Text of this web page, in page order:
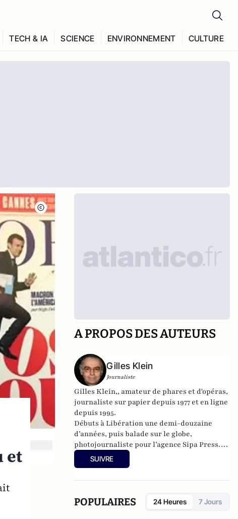
TECH & IA SCIENCE ENVIRONNEMENT CULTURE
et
A PROPOS DES AUTEURS
Gilles Klein
Journaliste
Gilles Klein,, amateur de phares et d'opéras,
journaliste sur papier depuis 1977 et en ligne
depuis 1995.
Débuts à Libération une demi-douzaine
d’années, puis balade sur le globe,
photojournaliste pour l’agence Sipa Press.
Ensuite, responsable de la rubrique
Multimedia de ELLE, avant d’écrire sur les
avec Le Phare à partir de 2005 sur le site du
Monde qui a fermé sa plateforme de blogs.
SUIVRE
POPULAIRES 24 Heures 7 Jours